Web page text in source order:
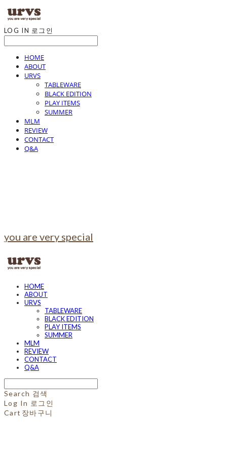
LOG IN 로그인
HOME
ABOUT
URVS
TABLEWARE
BLACK EDITION
PLAY ITEMS
SUMMER
MLM
REVIEW
CONTACT
Q&A
you are very special
HOME
ABOUT
URVS
TABLEWARE
BLACK EDITION
PLAY ITEMS
SUMMER
MLM
REVIEW
CONTACT
Q&A
Search 검색
Log In 로그인
Cart 장바구니